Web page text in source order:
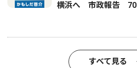
横浜へ 市政報告 70
すべて見る